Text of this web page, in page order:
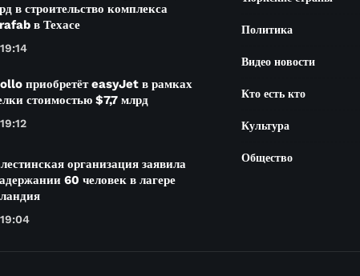
в строительство комплекса
в Техасе
19:14
приобретёт easyJet в рамках
стоимостью $7,7 млрд
19:12
организация заявила
60 человек в лагере
19:04
Политика
Видео новости
Кто есть кто
Культура
Общество